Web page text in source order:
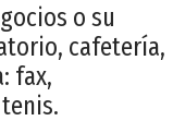
o su
cafetería,
fax,